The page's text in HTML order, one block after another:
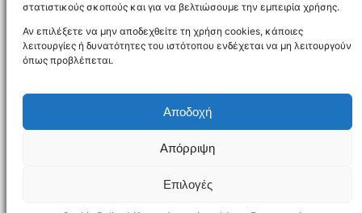
στατιστικούς σκοπούς και για να βελτιώσουμε την εμπειρία χρήσης.
Αν επιλέξετε να μην αποδεχθείτε τη χρήση cookies, κάποιες
λειτουργίες ή δυνατότητες του ιστότοπου ενδέχεται να μη λειτουργούν
όπως προβλέπεται.
Αποδοχή
Απόρριψη
Επιλογές
NEWSLETTER
Δήλωση Προσβασιμότητας
Δήμος Πάρου